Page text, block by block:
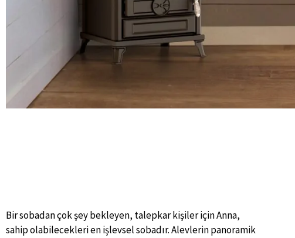
Bir sobadan çok şey bekleyen, talepkar kişiler için Anna,
sahip olabilecekleri en işlevsel sobadır. Alevlerin panoramik